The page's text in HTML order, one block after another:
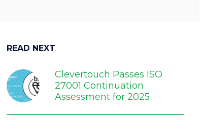
READ NEXT
Clevertouch Passes ISO
27001 Continuation
Assessment for 2025